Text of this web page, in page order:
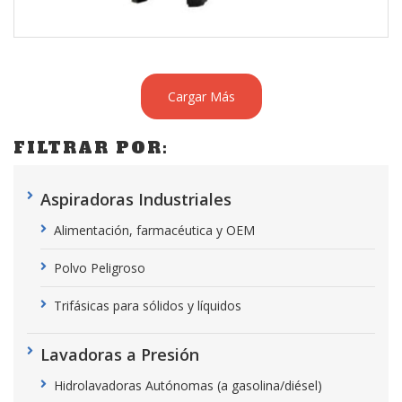
Cargar Más
FILTRAR POR:
Aspiradoras Industriales
Alimentación, farmacéutica y OEM
Polvo Peligroso
Trifásicas para sólidos y líquidos
Lavadoras a Presión
Hidrolavadoras Autónomas (a gasolina/diésel)